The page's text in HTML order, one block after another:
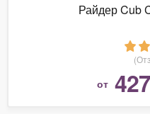
Райдер Cub
от